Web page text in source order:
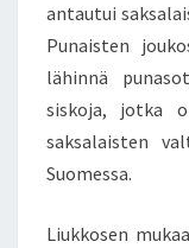
antautui
Punaisten
lähinnä
siskoja, jotka
saksalaisten
Suomessa.
Liukkosen